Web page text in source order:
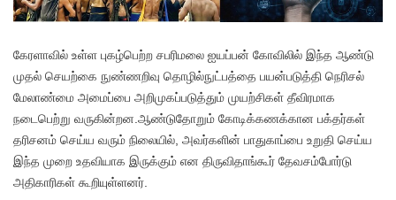
கேரளாவில் உள்ள புகழ்பெற்ற சபரிமலை ஐயப்பன் கோவிலில் இந்த ஆண்டு
முதல் செயற்கை நுண்ணறிவு தொழில்நுட்பத்தை பயன்படுத்தி நெரிசல்
மேலாண்மை அமைப்பை அறிமுகப்படுத்தும் முயற்சிகள் தீவிரமாக
நடைபெற்று வருகின்றன.ஆண்டுதோறும் கோடிக்கணக்கான பக்தர்கள்
தரிசனம் செய்ய வரும் நிலையில், அவர்களின் பாதுகாப்பை உறுதி செய்ய
இந்த முறை உதவியாக இருக்கும் என திருவிதாங்கூர் தேவசம்போர்டு
அதிகாரிகள் கூறியுள்ளனர்.